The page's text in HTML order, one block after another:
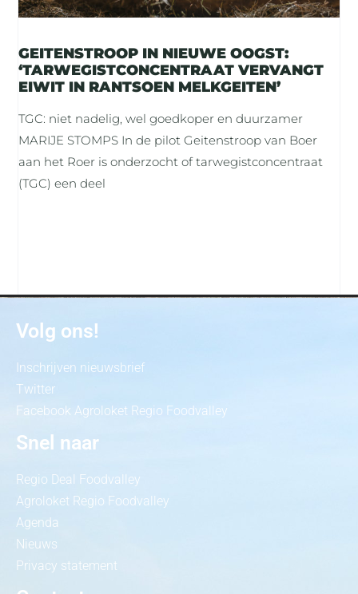
GEITENSTROOP IN NIEUWE OOGST:
‘TARWEGISTCONCENTRAAT VERVANGT
EIWIT IN RANTSOEN MELKGEITEN’
TGC: niet nadelig, wel goedkoper en duurzamer
MARIJE STOMPS In de pilot Geitenstroop van Boer
aan het Roer is onderzocht of tarwegistconcentraat
(TGC) een deel
Volg ons!
Inschrijven nieuwsbrief
Twitter
Facebook Agroloket Regio Foodvalley
Snel naar
Regio Deal Foodvalley
Agroloket Regio Foodvalley
Agenda
Nieuws
Privacy statement